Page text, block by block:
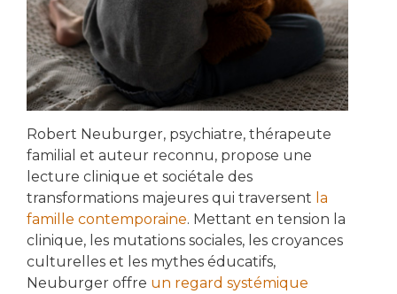
Robert Neuburger, psychiatre, thérapeute
familial et auteur reconnu, propose une
lecture clinique et sociétale des
transformations majeures qui traversent la
famille contemporaine. Mettant en tension la
clinique, les mutations sociales, les croyances
culturelles et les mythes éducatifs,
Neuburger offre un regard systémique